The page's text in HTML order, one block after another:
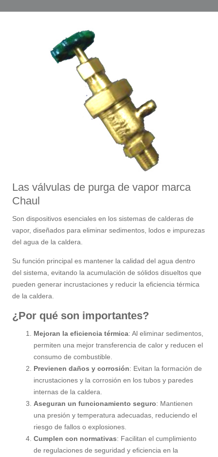
Las válvulas de purga de vapor marca
Chaul
Son dispositivos esenciales en los sistemas de calderas de
vapor, diseñados para eliminar sedimentos, lodos e impurezas
del agua de la caldera.
Su función principal es mantener la calidad del agua dentro
del sistema, evitando la acumulación de sólidos disueltos que
pueden generar incrustaciones y reducir la eficiencia térmica
de la caldera.
¿Por qué son importantes?
Mejoran la eficiencia térmica: Al eliminar sedimentos,
permiten una mejor transferencia de calor y reducen el
consumo de combustible.
Previenen daños y corrosión: Evitan la formación de
incrustaciones y la corrosión en los tubos y paredes
internas de la caldera.
Aseguran un funcionamiento seguro: Mantienen
una presión y temperatura adecuadas, reduciendo el
riesgo de fallos o explosiones.
Cumplen con normativas: Facilitan el cumplimiento
de regulaciones de seguridad y eficiencia en la